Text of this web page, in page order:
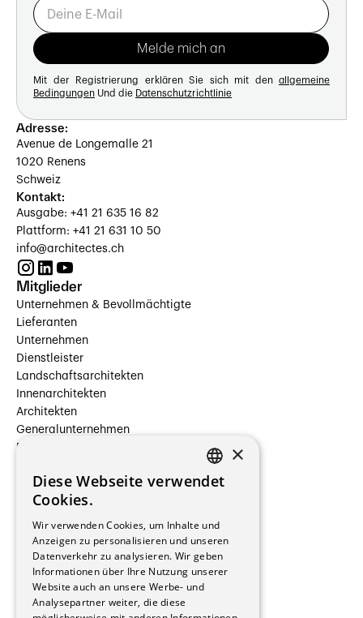
Mit der Registrierung erklären Sie sich mit den allgemeine
Bedingungen Und die Datenschutzrichtlinie
Adresse:
Avenue de Longemalle 21
1020 Renens
Schweiz
Kontakt:
Ausgabe: +41 21 635 16 82
Plattform: +41 21 631 10 50
info@architectes.ch
Mitglieder
Unternehmen & Bevollmächtigte
Lieferanten
Unternehmen
Dienstleister
Landschaftsarchitekten
Innenarchitekten
Architekten
Generalunternehmen
Beauftragte Unternehmen
Hersteller/Lieferanten
Bauherrschaften
Stockwerkeigentum
Reportagen
Wohnungen
Renovierungen
Innere Umbauten
FRENCH
×
Diese Webseite verwendet
Cookies.
Wir verwenden Cookies, um Inhalte und
Anzeigen zu personalisieren und unseren
Datenverkehr zu analysieren. Wir geben
Informationen über Ihre Nutzung unserer
Website auch an unsere Werbe- und
Analysepartner weiter, die diese